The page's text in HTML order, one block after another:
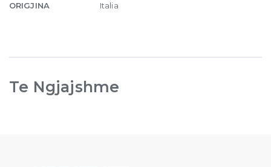
ORIGJINA Italia
Te Ngjajshme